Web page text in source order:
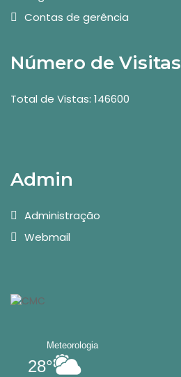
Contas de gerência
Número de Visitas
Total de Vistas: 146600
Admin
Administração
Webmail